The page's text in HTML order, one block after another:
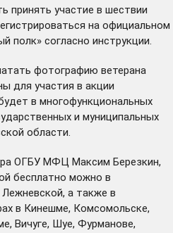
принять участие в шествии
на официальном
полк» согласно инструкции
фотографию ветерана
для участия в акции
в многофункциональных
и муниципальных
области.
ОГБУ МФЦ Максим Березкин,
бесплатно можно в
а также в
в Кинешме, Комсомольске,
Вичуге, Шуе, Фурманове,